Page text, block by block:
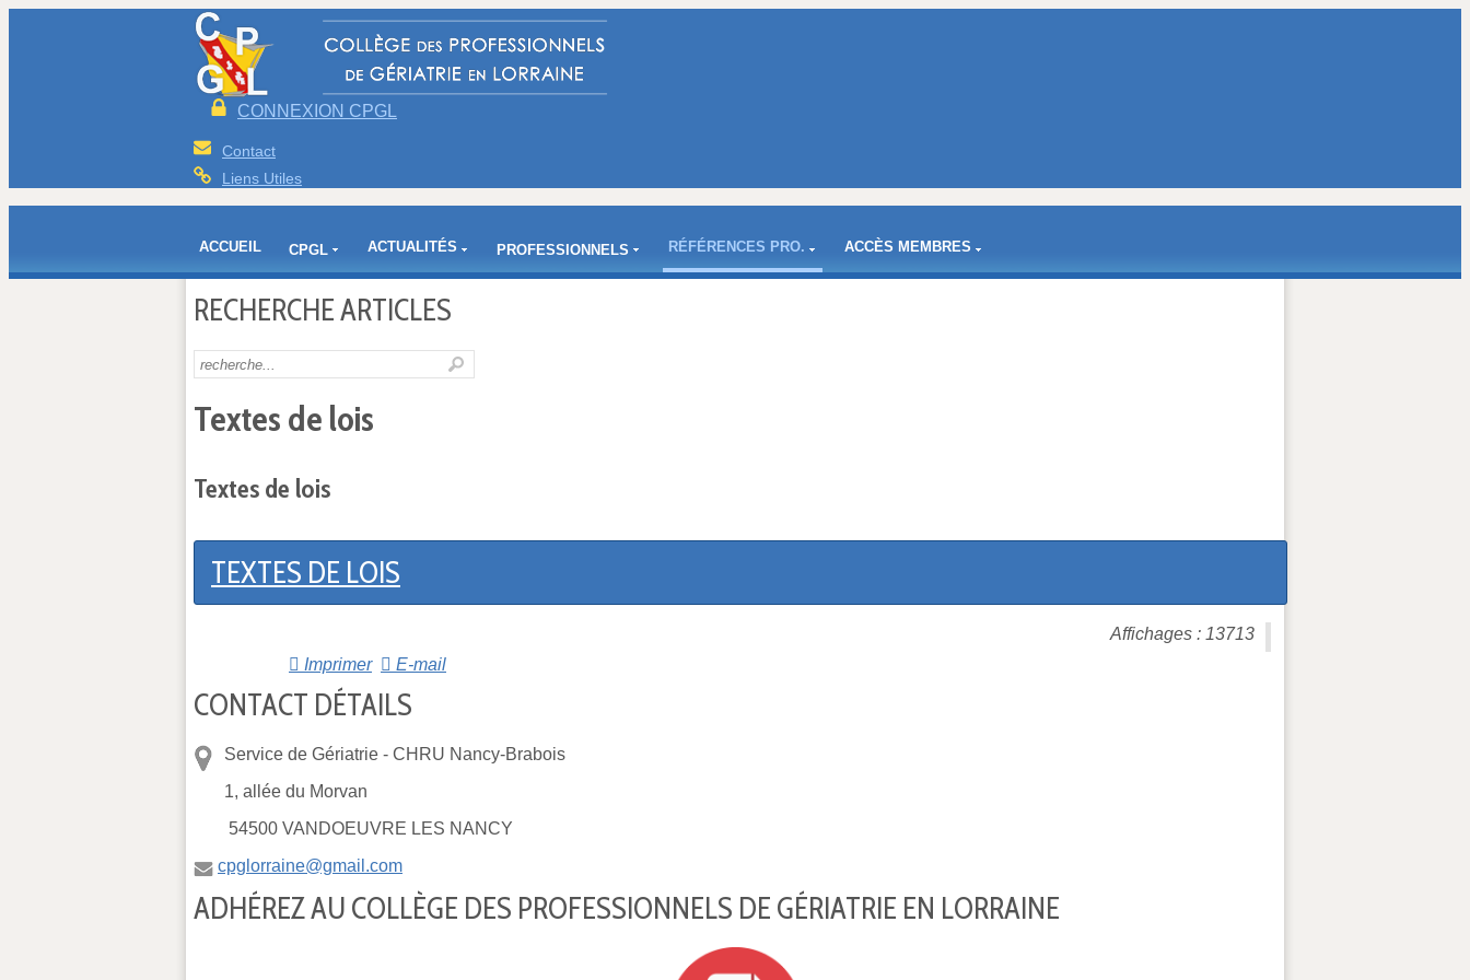
CONNEXION CPGL
Contact
Liens Utiles
ACCUEIL CPGL ACTUALITÉS PROFESSIONNELS RÉFÉRENCES PRO. ACCÈS MEMBRES
RECHERCHE ARTICLES
Textes de lois
Textes de lois
TEXTES DE LOIS
Affichages : 13713
Imprimer
E-mail
CONTACT DÉTAILS
Service de Gériatrie - CHRU Nancy-Brabois
1, allée du Morvan
54500 VANDOEUVRE LES NANCY
cpglorraine@gmail.com
ADHÉREZ AU COLLÈGE DES PROFESSIONNELS DE GÉRIATRIE EN LORRAINE